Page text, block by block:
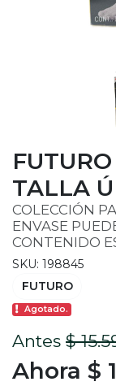
TALLA
COLECCIÓN
ENVASE
CONTENIDO
SKU: 198845
FUTURO
Agotado.
Antes $
Ahora $